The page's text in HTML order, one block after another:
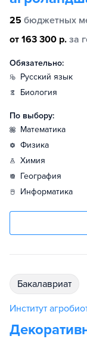
25 бюджетных
от 163 300 р. за
Обязательно:
русский язык
биология
По выбору:
математика
физика
химия
география
информатика
бакалавриат
Институт